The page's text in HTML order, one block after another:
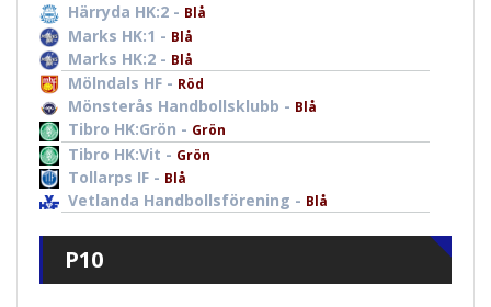
Härryda HK:2 - Blå
Marks HK:1 - Blå
Marks HK:2 - Blå
Mölndals HF - Röd
Mönsterås Handbollsklubb - Blå
Tibro HK:Grön - Grön
Tibro HK:Vit - Grön
Tollarps IF - Blå
Vetlanda Handbollsförening - Blå
P10